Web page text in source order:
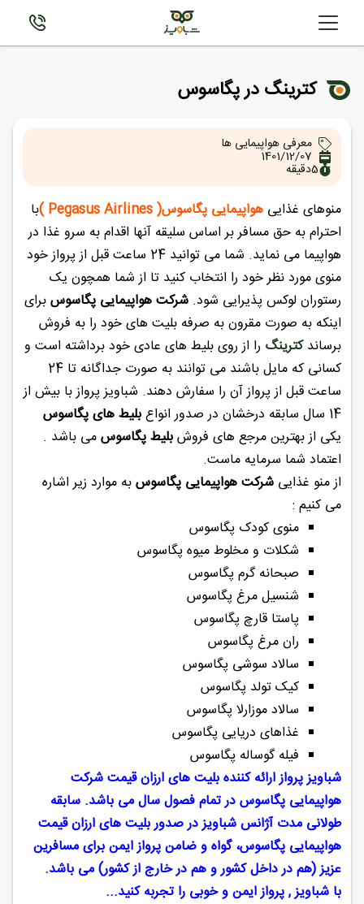
کترینگ در پگاسوس
معرفی هواپیمایی ها
1401/12/07
5دقیقه
منوهای غذایی هواپیمایی پگاسوس( Pegasus Airlines )
با
احترام به حق مسافر بر اساس سلیقه آنها اقدام به سرو غذا در
هواپیما می نماید. شما می توانید 24 ساعت قبل از پرواز خود
منوی مورد نظر خود را انتخاب کنید تا از شما همچون یک
رستوران لوکس پذیرایی شود. شرکت هواپیمایی پگاسوسبرای
اینکه به صورت مقرون به صرفه بلیت های خود را به فروش
برساندکترینگ را از روی بلیط های عادی خود برداشته است و
کسانی که مایل باشند می توانند به صورت جداگانه تا 24
ساعت قبل از پرواز آن را سفارش دهند. شباویز پرواز با بیش از
14 سال سابقه درخشان در صدور انواع
بلیط های پگاسوس
یکی از بهترین مرجع های فروشبلیط پگاسوسمی باشد .
اعتماد شما سرمایه ماست.
از منو غذایی شرکت هواپیمایی پگاسوسبه موارد زیر اشاره
می کنیم :
منوی کودک پگاسوس
شکلات و مخلوط میوه پگاسوس
صبحانه گرم پگاسوس
شنسیل مرغ پگاسوس
پاستا قارچ پگاسوس
ران مرغ پگاسوس
سالاد سوشی پگاسوس
کیک تولد پگاسوس
سالاد موزارلا پگاسوس
غذاهای دریایی پگاسوس
فیله گوساله پگاسوس
شباویز پرواز ارائه کننده بلیت های ارزان قیمت شرکت
هواپیمایی پگاسوس در تمام فصول سال می باشد. سابقه
طولانی مدت آژانس شباویز در صدور بلیت های ارزان قیمت
هواپیمایی پگاسوس، گواه و ضامن پرواز ایمن برای مسافرین
عزیز (هم در داخل کشور و هم در خارج از کشور) می باشد.
با شباویز , پرواز ایمن و خوبی را تجربه کنید...